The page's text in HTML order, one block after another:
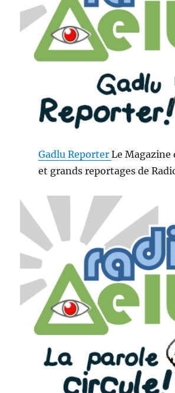
Gadlu Reporter Le Magazine
et grands reportages de